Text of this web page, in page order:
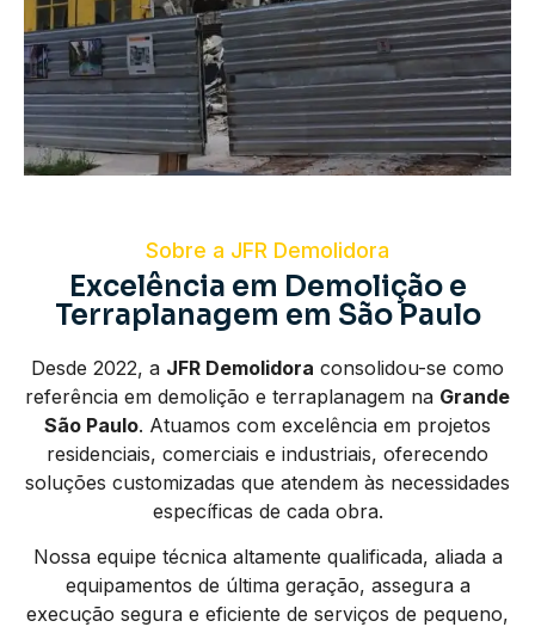
Sobre a JFR Demolidora
Excelência em Demolição e
Terraplanagem em São Paulo
Desde 2022, a JFR Demolidora consolidou-se como
referência em demolição e terraplanagem na Grande
São Paulo. Atuamos com excelência em projetos
residenciais, comerciais e industriais, oferecendo
soluções customizadas que atendem às necessidades
específicas de cada obra.
Nossa equipe técnica altamente qualificada, aliada a
equipamentos de última geração, assegura a
execução segura e eficiente de serviços de pequeno,